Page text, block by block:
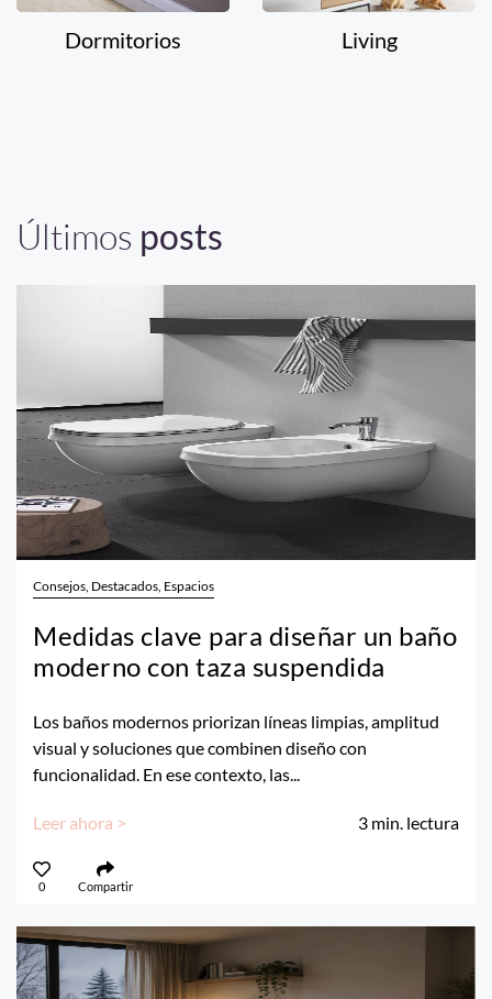
Dormitorios Living
Últimos posts
Consejos, Destacados, Espacios
Medidas clave para diseñar un baño
moderno con taza suspendida
Los baños modernos priorizan líneas limpias, amplitud
visual y soluciones que combinen diseño con
funcionalidad. En ese contexto, las...
Leer ahora > 3 min. lectura
0 Compartir